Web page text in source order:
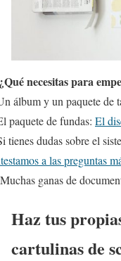
necesitas para
álbum y un paquete de
paquete de fundas: El
tienes dudas sobre el
a las preguntas
ganas de
Haz tus
cartulinas de